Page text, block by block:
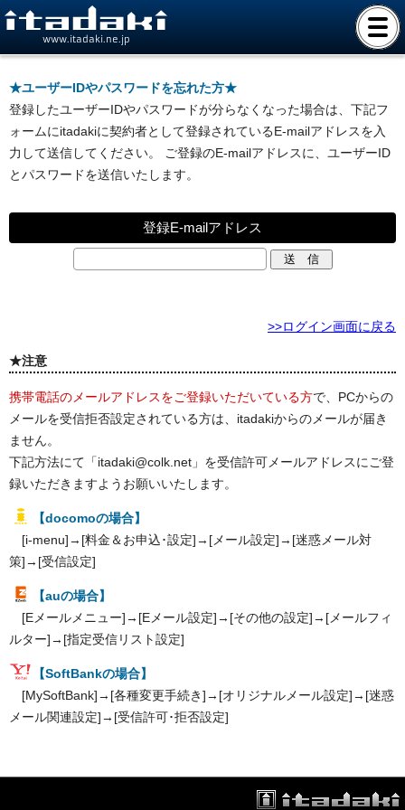
www.itadaki.ne.jp
★ユーザーIDやパスワードを忘れた方★
登録したユーザーIDやパスワードが分らなくなった場合は、下記フ
ォームにitadakiに契約者として登録されているE-mailアドレスを入
力して送信してください。 ご登録のE-mailアドレスに、ユーザーID
とパスワードを送信いたします。
登録E-mailアドレス
>>ログイン画面に戻る
★注意
携帯電話のメールアドレスをご登録いただいている方で、PCからの
メールを受信拒否設定されている方は、itadakiからのメールが届き
ません。
下記方法にて「itadaki@colk.net」を受信許可メールアドレスにご登
録いただきますようお願いいたします。
【docomoの場合】
[i-menu]→[料金＆お申込･設定]→[メール設定]→[迷惑メール対
策]→[受信設定]
【auの場合】
[Eメールメニュー]→[Eメール設定]→[その他の設定]→[メールフィ
ルター]→[指定受信リスト設定]
【SoftBankの場合】
[MySoftBank]→[各種変更手続き]→[オリジナルメール設定]→[迷惑
メール関連設定]→[受信許可･拒否設定]